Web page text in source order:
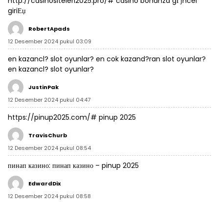
giriЕџ
RobertApads
12 Desember 2024 pukul 03:09
en kazancl? slot oyunlar? en cok kazand?ran slot oyunlar?
en kazancl? slot oyunlar?
JustinPak
12 Desember 2024 pukul 04:47
https://pinup2025.com/# pinup 2025
TravisChurb
12 Desember 2024 pukul 08:54
пинап казино: пинап казино – pinup 2025
EdwardDix
12 Desember 2024 pukul 08:58